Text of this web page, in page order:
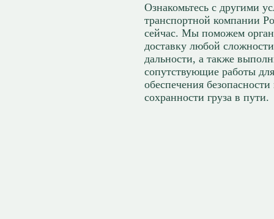
Ознакомьтесь с другими
транспортной компании
сейчас. Мы поможем
доставку любой
дальности, а также
сопутствующие работы для
обеспечения безопасности
сохранности груза в пути.